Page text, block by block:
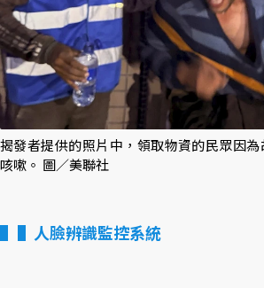
揭發者提供的照片中，領取物資的民眾因為
咳嗽。 圖／美聯社
▌人臉辨識監控系統